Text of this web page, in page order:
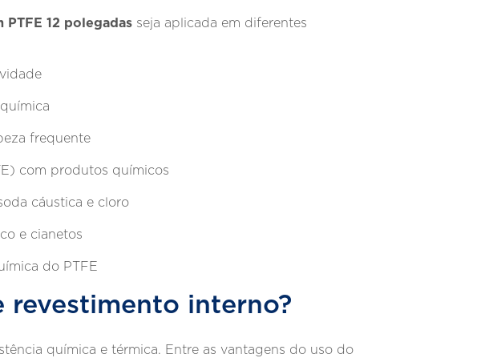
12 polegadas seja aplicada em diferentes
frequente
com produtos químicos
cáustica e cloro
e cianetos
do PTFE
revestimento interno?
química e térmica. Entre as vantagens do uso do